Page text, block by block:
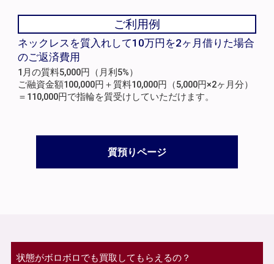
ご利用例
ネックレスを質入れして10万円を2ヶ月借りた場合
のご返済費用
1月の質料5,000円（月利5%）
ご融資金額100,000円＋質料10,000円（5,000円×2ヶ月分）
＝110,000円で指輪を質受けしていただけます。
質預りページ
状態がボロボロでも買取してもらえるの？